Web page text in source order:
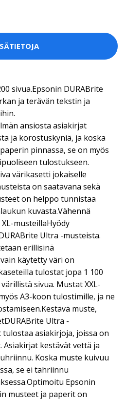
sivua.Epsonin DURABrite
ja terävän tekstin ja
ansiosta asiakirjat
ja korostuskyniä, ja koska
pinnassa, se on myös
tulostukseen.
värikasetti jokaiselle
on saatavana sekä
on helppo tunnistaa
kuvasta.Vähennä
musteillaHyödy
Ultra -musteista.
erillisinä
käytetty väri on
tulostat jopa 1 100
sivua. Mustat XXL-
A3-koon tulostimille, ja ne
muste,
Ultra -
asiakirjoja, joissa on
kestävät vettä ja
Koska muste kuivuu
se ei tahriinnu
Epsonin
musteet ja paperit on